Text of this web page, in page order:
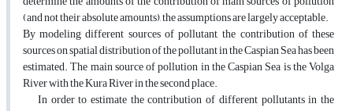
(and not their absolute amounts), the assumptions are largely acceptable.
By modeling different sources of pollutant, the contribution of these
sources on spatial distribution of the pollutant in the Caspian Sea has been
estimated. The main source of pollution in the Caspian Sea is the Volga
River with the Kura River in the second place.
In order to estimate the contribution of different pollutants in the